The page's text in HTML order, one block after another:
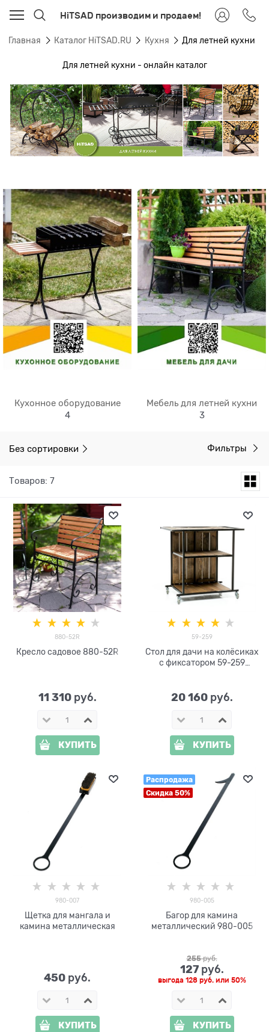
HiTSAD производим и продаем!
Главная Каталог HiTSAD.RU Кухня Для летней кухни
Для летней кухни - онлайн каталог
Кухонное оборудование
4
Мебель для летней кухни
3
Без сортировки Фильтры
Товаров: 7
880-52R
Кресло садовое 880-52R
11 310 руб.
КУПИТЬ
59-259
Стол для дачи на колёсиках
с фиксатором 59-259
20 160 руб.
КУПИТЬ
980-007
Щетка для мангала и
камина металлическая
450 руб.
КУПИТЬ
Распродажа
Скидка 50%
980-005
Багор для камина
металлический 980-005
255 руб.
127 руб.
выгода 128 руб.или 50%
КУПИТЬ